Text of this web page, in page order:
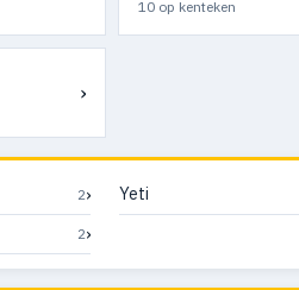
10 op kenteken
›
2›
2›
Yeti